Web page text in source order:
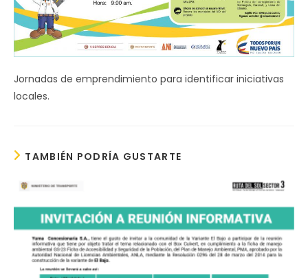
Jornadas de emprendimiento para identificar iniciativas
locales.
TAMBIÉN PODRÍA GUSTARTE